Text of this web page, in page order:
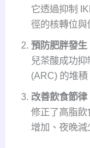
它透過抑制
徑的核轉位與
預防肥胖發生
兒茶酸成功
(ARC) 的堆積
改善飲食節律
修正了高脂飲
增加、夜晚減